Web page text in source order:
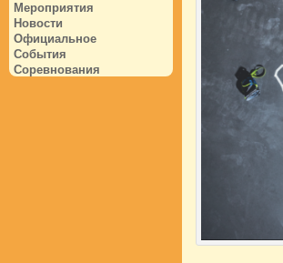
Мероприятия
Новости
Официальное
События
Соревнования